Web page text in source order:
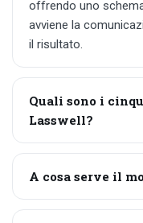
offrendo uno
avviene la
il risultato.
Quali sono i
Lasswell?
A cosa serve il